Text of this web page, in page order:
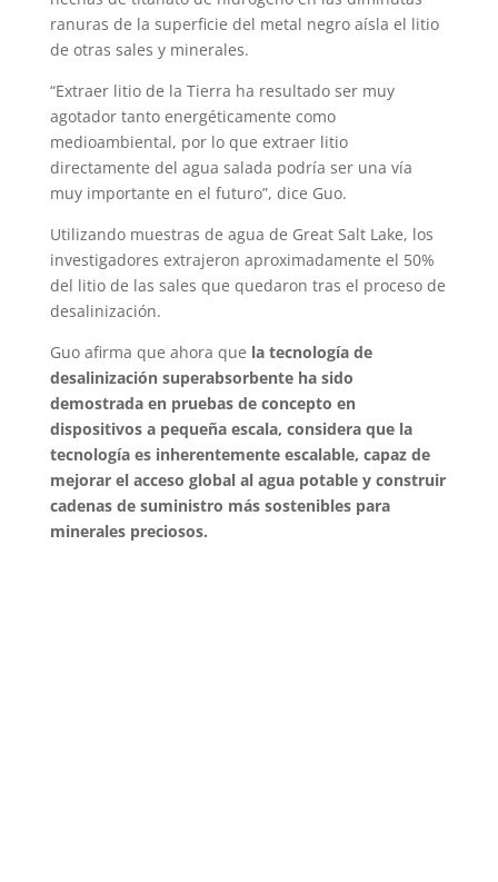
ranuras de la superficie del metal negro aísla el litio
de otras sales y minerales.
“Extraer litio de la Tierra ha resultado ser muy
agotador tanto energéticamente como
medioambiental, por lo que extraer litio
directamente del agua salada podría ser una vía
muy importante en el futuro”, dice Guo.
Utilizando muestras de agua de Great Salt Lake, los
investigadores extrajeron aproximadamente el 50%
del litio de las sales que quedaron tras el proceso de
desalinización.
Guo afirma que ahora que la tecnología de
desalinización superabsorbente ha sido
demostrada en pruebas de concepto en
dispositivos a pequeña escala, considera que la
tecnología es inherentemente escalable, capaz de
mejorar el acceso global al agua potable y construir
cadenas de suministro más sostenibles para
minerales preciosos.